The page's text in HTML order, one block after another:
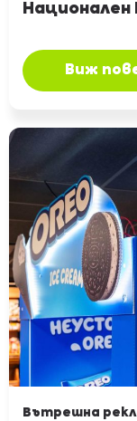
Национален
Виж
Вътрешна